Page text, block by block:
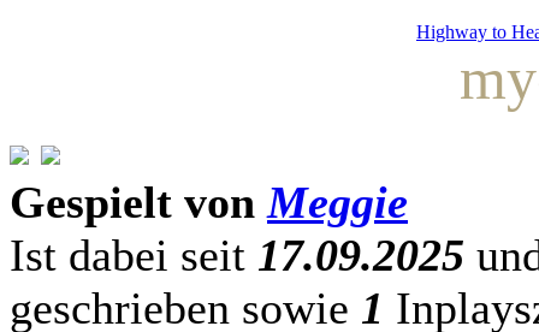
Highway to
Gespielt vonMeggie
Ist dabei seit 17.09.2025
geschrieben sowie 1